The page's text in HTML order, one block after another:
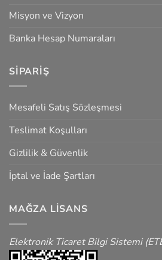
Misyon ve Vizyon
Banka Hesap Numaraları
SIPARIŞ
Mesafeli Satış Sözleşmesi
Teslimat Koşulları
Gizlilik & Güvenlik
İptal ve İade Şartları
MAĞZA LISANS
Elektronik Ticaret Bilgi Sistemi